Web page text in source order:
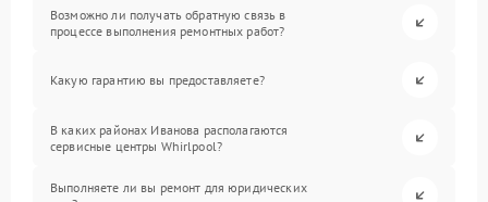
Возможно ли получать обратную связь в
процессе выполнения ремонтных работ?
Какую гарантию вы предоставляете?
В каких районах Иванова располагаются
сервисные центры Whirlpool?
Выполняете ли вы ремонт для юридических